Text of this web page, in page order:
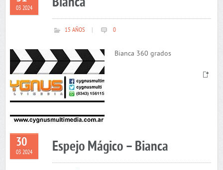
03 2024
15 AÑOS 0
Bianca 360 grados
30
03 2024 Espejo Mágico – Bianca